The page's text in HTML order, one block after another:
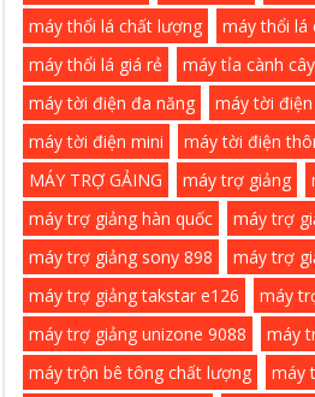
máy thổi lá chất lượng
máy thổi lá
máy thổi lá giá rẻ
máy tỉa cành cây
máy tời điện đa năng
máy tời
máy tời điện mini
máy tời điện
MÁY TRỢ GẢING
máy trợ giảng
máy trợ giảng hàn quốc
máy trợ
máy trợ giảng sony 898
máy trợ
máy trợ giảng takstar e126
máy
máy trợ giảng unizone 9088
máy
máy trộn bê tông chất lượng
máy